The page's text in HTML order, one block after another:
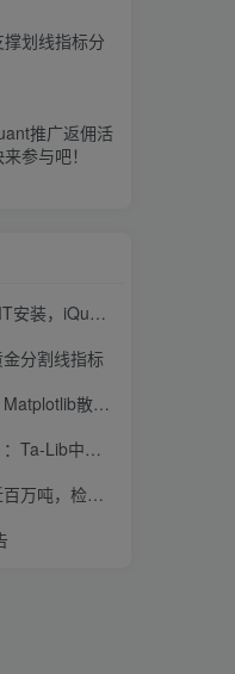
指数移动平均）和MACD指标
碱市场走势如何？
划线指标分
推广返佣活
参与吧！
，iQuant安装
分割线指标
、柱状图和直方图
指数移动平均）和MACD指标
纯碱市场走势如何？